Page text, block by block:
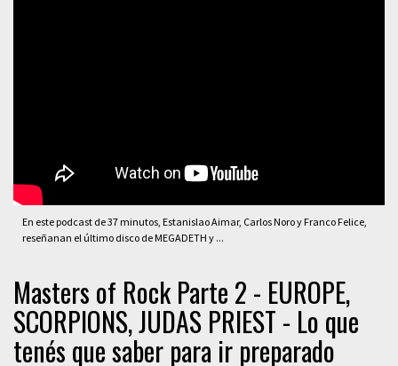
En este podcast de 37 minutos, Estanislao Aimar, Carlos Noro y Franco Felice,
reseñanan el último disco de MEGADETH y ...
Masters of Rock Parte 2 - EUROPE,
SCORPIONS, JUDAS PRIEST - Lo que
tenés que saber para ir preparado